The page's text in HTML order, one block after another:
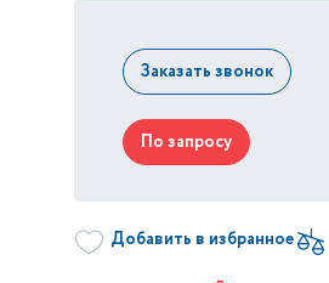
Заказать звонок
По запросу
Добавить в избранное